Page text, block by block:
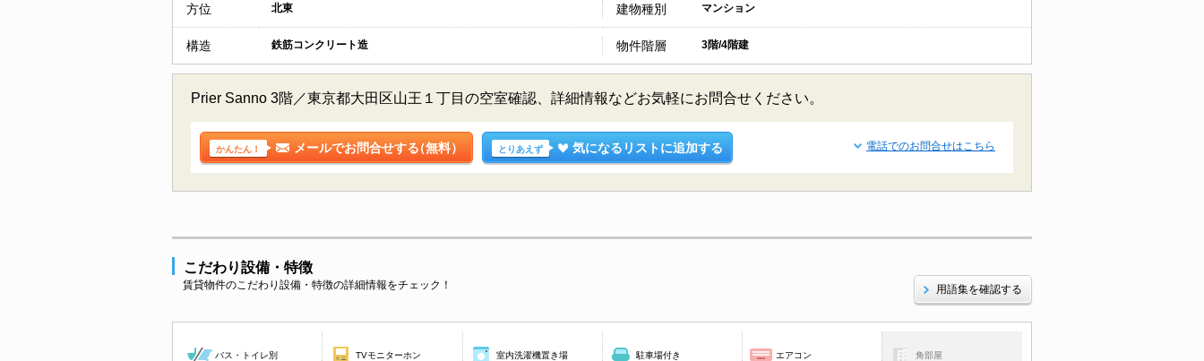
方位 北東 建物種別 マンション
構造 鉄筋コンクリート造 物件階層 3階/4階建
Prier Sanno 3階／東京都大田区山王１丁目の空室確認、詳細情報などお気軽にお問合せください。
かんたん！ メールでお問合せする（無料） とりあえず 気になるリストに追加する 電話でのお問合せはこちら
こだわり設備・特徴
賃貸物件のこだわり設備・特徴の詳細情報をチェック！ 用語集を確認する
バス・トイレ別 TVモニターホン 室内洗濯機置き場 駐車場付き エアコン 角部屋